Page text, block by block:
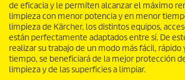
de eficacia y le permiten alcanzar el máximo
limpieza con menor potencia y en menor
limpieza de Kärcher, los distintos equipos,
están perfectamente adaptados entre sí. De
realizar su trabajo de un modo más fácil,
tiempo, se beneficiará de la mejor protección
limpieza y de las superficies a limpiar.